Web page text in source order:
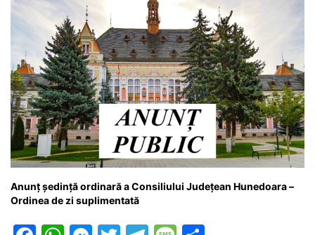
Anunț ședință ordinară a Consiliului Județean Hunedoara –
Ordinea de zi suplimentată